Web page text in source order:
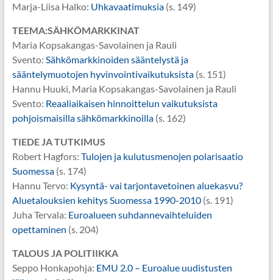
Marja-Liisa Halko: Uhkavaatimuksia(s. 149)
TEEMA:SÄHKÖMARKKINAT
Maria Kopsakangas-Savolainen ja Rauli
Svento: Sähkömarkkinoiden sääntelystä ja
sääntelymuotojen hyvinvointivaikutuksista(s. 151)
Hannu Huuki, Maria Kopsakangas-Savolainen ja Rauli
Svento: Reaaliaikaisen hinnoittelun vaikutuksista
pohjoismaisilla sähkömarkkinoilla(s. 162)
TIEDE JA TUTKIMUS
Robert Hagfors: Tulojen ja kulutusmenojen polarisaatio
Suomessa(s. 174)
Hannu Tervo: Kysyntä- vai tarjontavetoinen aluekasvu?
Aluetalouksien kehitys Suomessa 1990-2010(s. 191)
Juha Tervala: Euroalueen suhdannevaihteluiden
opettaminen (s. 204)
TALOUS JA POLITIIKKA
Seppo Honkapohja: EMU 2.0 – Euroalue uudistusten